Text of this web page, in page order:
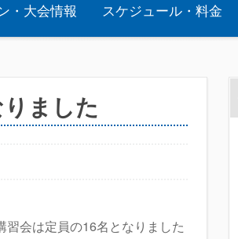
・大会情報 スケジュール・料金
ました
会は定員の16名となりました